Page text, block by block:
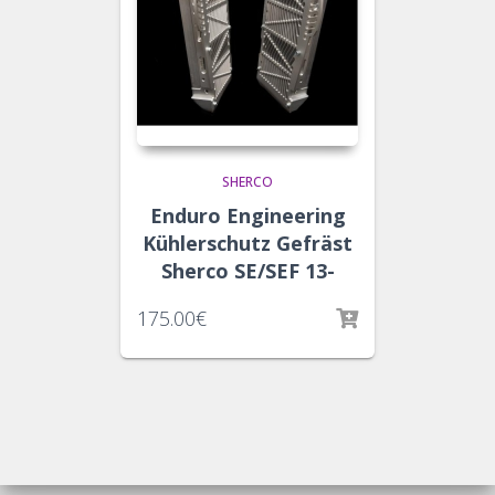
SHERCO
Enduro Engineering
Kühlerschutz Gefräst
Sherco SE/SEF 13-
175.00€